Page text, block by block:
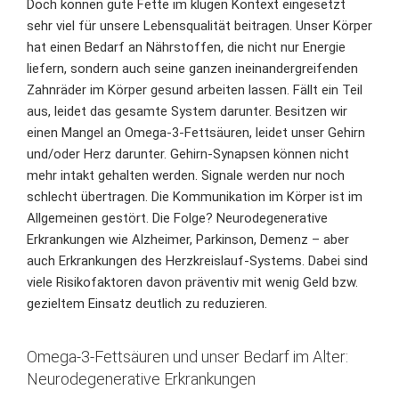
Doch können gute Fette im klugen Kontext eingesetzt
sehr viel für unsere Lebensqualität beitragen. Unser Körper
hat einen Bedarf an Nährstoffen, die nicht nur Energie
liefern, sondern auch seine ganzen ineinandergreifenden
Zahnräder im Körper gesund arbeiten lassen. Fällt ein Teil
aus, leidet das gesamte System darunter. Besitzen wir
einen Mangel an Omega-3-Fettsäuren, leidet unser Gehirn
und/oder Herz darunter. Gehirn-Synapsen können nicht
mehr intakt gehalten werden. Signale werden nur noch
schlecht übertragen. Die Kommunikation im Körper ist im
Allgemeinen gestört. Die Folge? Neurodegenerative
Erkrankungen wie Alzheimer, Parkinson, Demenz – aber
auch Erkrankungen des Herzkreislauf-Systems. Dabei sind
viele Risikofaktoren davon präventiv mit wenig Geld bzw.
gezieltem Einsatz deutlich zu reduzieren.
Omega-3-Fettsäuren und unser Bedarf im Alter:
Neurodegenerative Erkrankungen